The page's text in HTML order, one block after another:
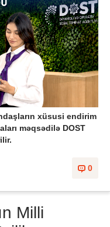
xüsusi endirim
məqsədilə DOST
0
Milli